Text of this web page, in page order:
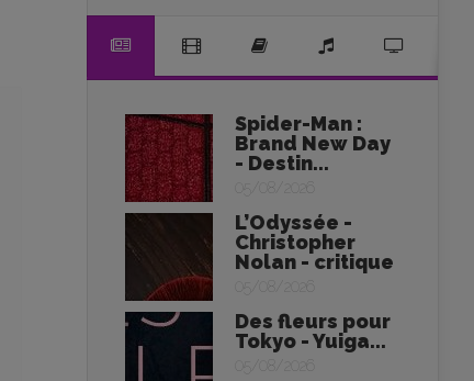
Spider-Man :
Brand New Day
- Destin...
05/08/2026
L’Odyssée -
Christopher
Nolan - critique
05/08/2026
Des fleurs pour
Tokyo - Yuiga...
05/08/2026